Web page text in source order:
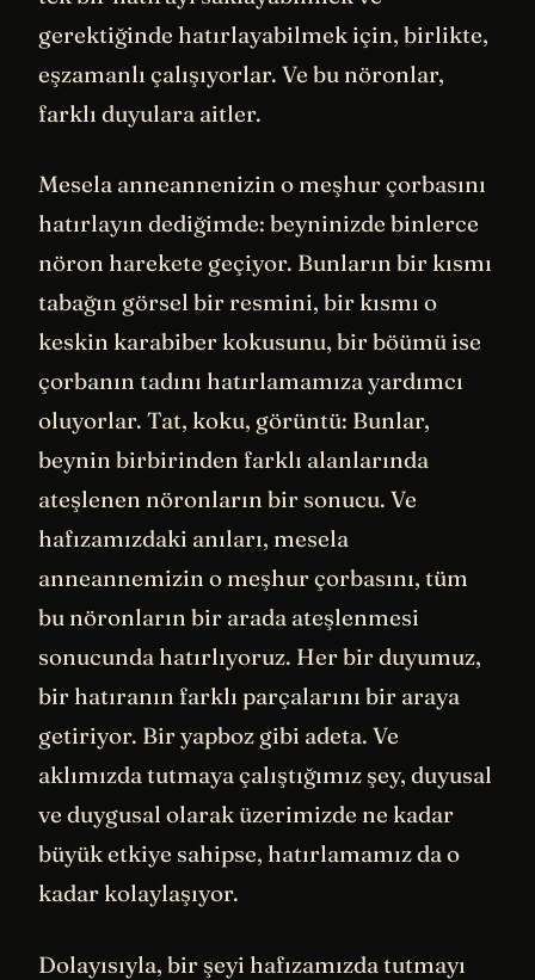
gerektiğinde hatırlayabilmek için, birlikte,
eşzamanlı çalışıyorlar. Ve bu nöronlar,
farklı duyulara aitler.
Mesela anneannenizin o meşhur çorbasını
hatırlayın dediğimde: beyninizde binlerce
nöron harekete geçiyor. Bunların bir kısmı
tabağın görsel bir resmini, bir kısmı o
keskin karabiber kokusunu, bir böümü ise
çorbanın tadını hatırlamamıza yardımcı
oluyorlar. Tat, koku, görüntü: Bunlar,
beynin birbirinden farklı alanlarında
ateşlenen nöronların bir sonucu. Ve
hafızamızdaki anıları, mesela
anneannemizin o meşhur çorbasını, tüm
bu nöronların bir arada ateşlenmesi
sonucunda hatırlıyoruz. Her bir duyumuz,
bir hatıranın farklı parçalarını bir araya
getiriyor. Bir yapboz gibi adeta. Ve
aklımızda tutmaya çalıştığımız şey, duyusal
ve duygusal olarak üzerimizde ne kadar
büyük etkiye sahipse, hatırlamamız da o
kadar kolaylaşıyor.
Dolayısıyla, bir şeyi hafızamızda tutmayı